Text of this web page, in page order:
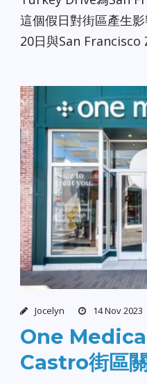
這個假日對街區產生
20日與San Francisco
Jocelyn 14 Nov 2023
One
Castro街區